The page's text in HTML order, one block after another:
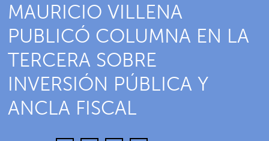
MAURICIO VILLENA
PUBLICÓ COLUMNA EN LA
TERCERA SOBRE
INVERSIÓN PÚBLICA Y
ANCLA FISCAL